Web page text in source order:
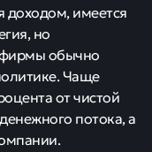
имеется
но
обычно
Чаще
от чистой
потока, а